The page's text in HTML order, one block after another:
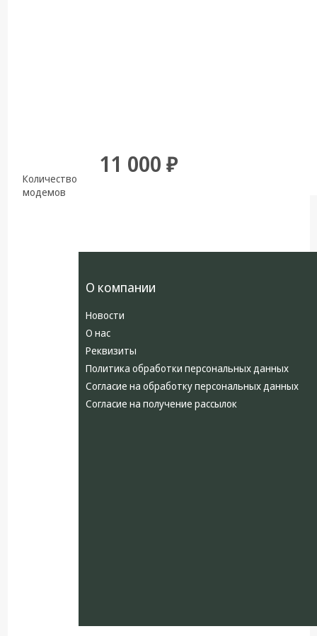
Количество
модемов
11 000 ₽
О компании
Новости
О нас
Реквизиты
Политика обработки персональных данных
Согласие на обработку персональных данных
Согласие на получение рассылок